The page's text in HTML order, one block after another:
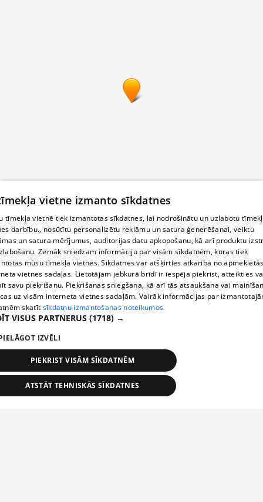
vietne izmanto sīkdatnes
tīmekļa vietnē tiek izmantotas sīkdatnes, lai nodrošinātu un uzlabotu
darbību., nosūtītu personalizētu reklāmu un satura ģenerēšanai, veiktu
un satura mērījumus, auditorijas datu apkopošanu, kā arī produktu
Zemāk sniedzam informāciju par visām sīkdatnēm, kuras tiek
mūsu tīmekļa vietnēs. Sīkdatnes var atšķirties atkarībā no
vietnes sadaļas. Lietotājam jebkurā brīdī ir iespēja piekrist, atteikties
savu piekrišanu. Piekrišanas sniegšana, kā arī tās atsaukšana vai
uz visām interneta vietnes sadaļām. Vairāk informācijas par
skatīt sīkdatņu izmantošanas noteikumos.
VISUS PARTNERUS (1718) →
IZVĒLI
PIEKRIST VISĀM SĪKDATNĒM
ATSTĀT TEHNISKĀS SĪKDATNES